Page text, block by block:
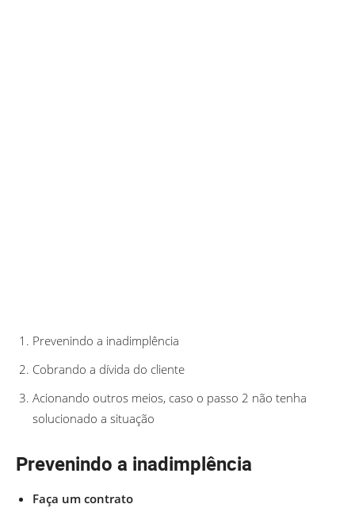
Prevenindo a inadimplência
Cobrando a dívida do cliente
Acionando outros meios, caso o passo 2 não tenha
solucionado a situação
Prevenindo a inadimplência
Faça um contrato